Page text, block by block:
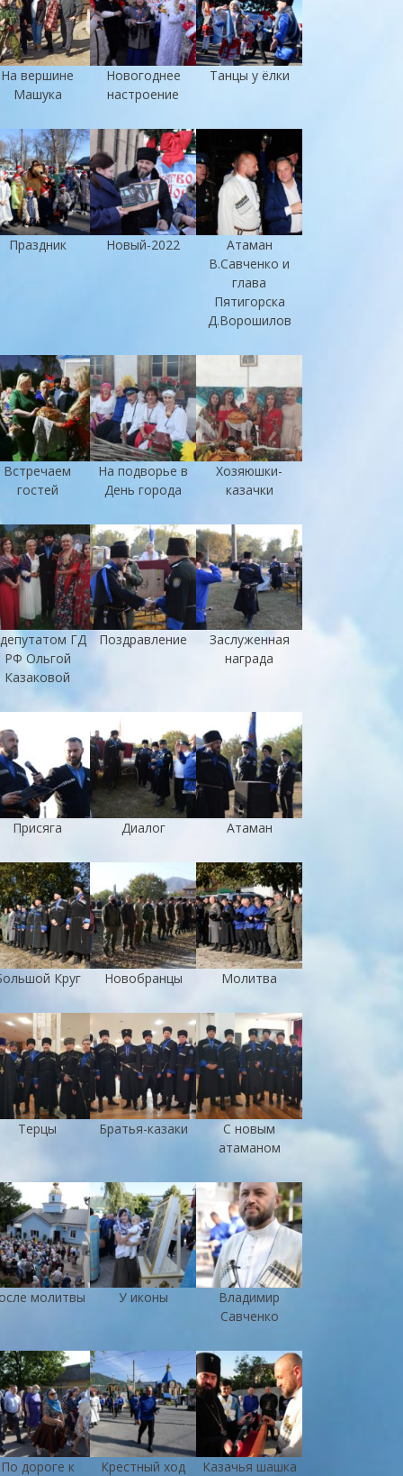
На вершине
Машука
Новогоднее
настроение
Танцы у ёлки
Праздник Новый-2022
Атаман
В.Савченко и
глава
Пятигорска
Д.Ворошилов
Встречаем
гостей
На подворье в
День города
Хозяюшки-
казачки
ГД
РФ Ольгой
Казаковой
Поздравление
Заслуженная
награда
Присяга Диалог Атаман
Круг Новобранцы Молитва
Терцы Братья-казаки
С новым
атаманом
молитвы У иконы
Владимир
Савченко
По дороге к Крестный ход Казачья шашка